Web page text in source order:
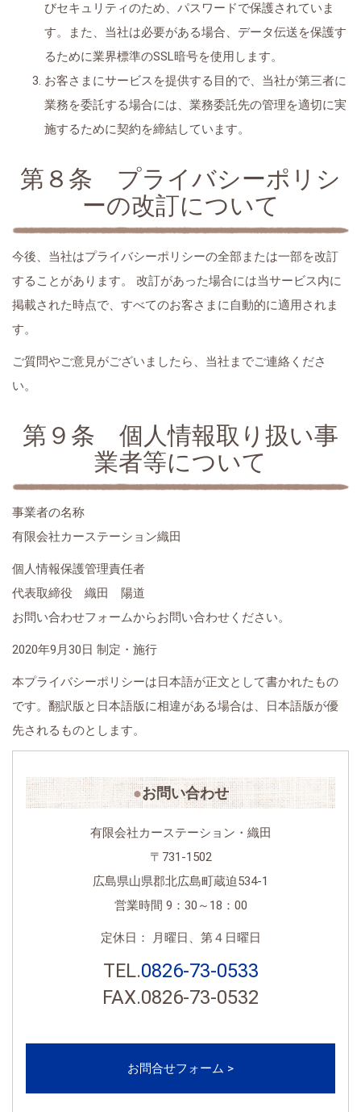
びセキュリティのため、パスワードで保護されていま
す。また、当社は必要がある場合、データ伝送を保護す
るために業界標準のSSL暗号を使用します。
お客さまにサービスを提供する目的で、当社が第三者に
業務を委託する場合には、業務委託先の管理を適切に実
施するために契約を締結しています。
第８条 プライバシーポリシ
ーの改訂について
今後、当社はプライバシーポリシーの全部または一部を改訂
することがあります。 改訂があった場合には当サービス内に
掲載された時点で、すべてのお客さまに自動的に適用されま
す。
ご質問やご意見がございましたら、当社までご連絡くださ
い。
第９条 個人情報取り扱い事
業者等について
事業者の名称
有限会社カーステーション織田
個人情報保護管理責任者
代表取締役 織田 陽道
お問い合わせフォームからお問い合わせください。
2020年9月30日 制定・施行
本プライバシーポリシーは日本語が正文として書かれたもの
です。翻訳版と日本語版に相違がある場合は、日本語版が優
先されるものとします。
お問い合わせ
有限会社カーステーション・織田
〒731-1502
広島県山県郡北広島町蔵迫534-1
営業時間 9：30～18：00
定休日： 月曜日、第４日曜日
TEL.0826-73-0533
FAX.0826-73-0532
お問合せフォーム >